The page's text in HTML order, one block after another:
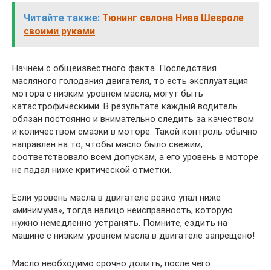
Читайте также: Тюнинг салона Нива Шевроле
своими руками
Начнем с общеизвестного факта. Последствия
масляного голодания двигателя, то есть эксплуатация
мотора с низким уровнем масла, могут быть
катастрофическими. В результате каждый водитель
обязан постоянно и внимательно следить за качеством
и количеством смазки в моторе. Такой контроль обычно
направлен на то, чтобы масло было свежим,
соответствовало всем допускам, а его уровень в моторе
не падал ниже критической отметки.
Если уровень масла в двигателе резко упал ниже
«минимума», тогда налицо неисправность, которую
нужно немедленно устранять. Помните, ездить на
машине с низким уровнем масла в двигателе запрещено!
Масло необходимо срочно долить, после чего